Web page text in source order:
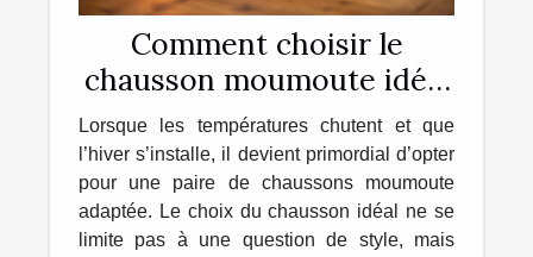
Comment choisir le
chausson moumoute idéal
pour l'hiver ?
Lorsque les températures chutent et que
l’hiver s’installe, il devient primordial d’opter
pour une paire de chaussons moumoute
adaptée. Le choix du chausson idéal ne se
limite pas à une question de style, mais